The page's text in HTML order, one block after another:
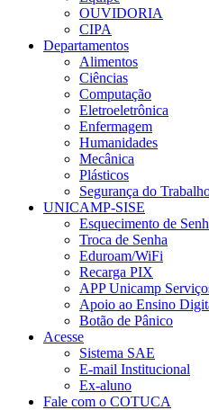
OUVIDORIA
CIPA
Departamentos
Alimentos
Ciências
Computação
Eletroeletrônica
Enfermagem
Humanidades
Mecânica
Plásticos
Segurança do
UNICAMP-SISE
Esquecimento de
Troca de Senha
Eduroam/WiFi
Recarga PIX
APP Unicamp
Apoio ao Ensino
Botão de Pânico
Acesse
Sistema SAE
E-mail Institucional
Ex-aluno
Fale com o COTUCA